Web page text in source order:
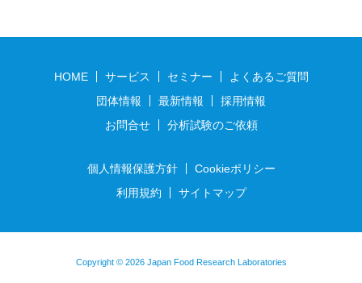
HOME サービス セミナー
よくあるご質問
団体情報
最新情報
採用情報
お問合せ
分析試験のご依頼
個人情報保護方針
Cookieポリシー
利用規約
サイトマップ
Copyright © 2026 Japan Food Research Laboratories